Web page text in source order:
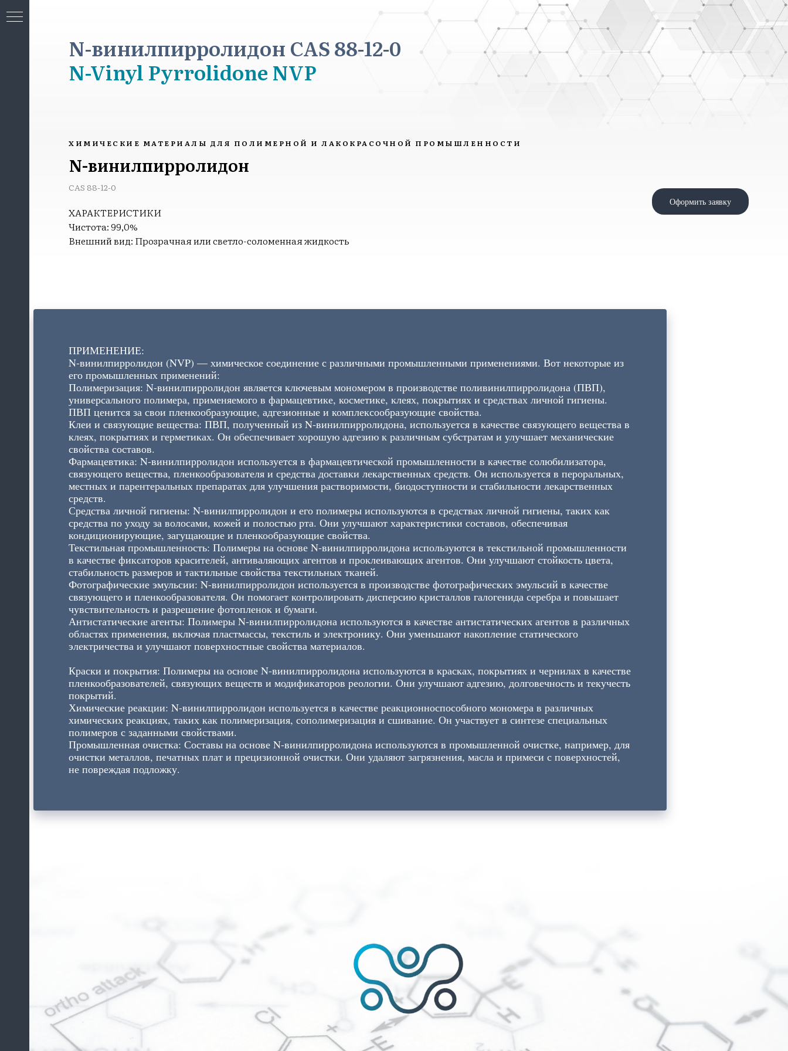
N-винилпирролидон CAS 88-12-0
N-Vinyl Pyrrolidone NVP
ХИМИЧЕСКИЕ МАТЕРИАЛЫ ДЛЯ ПОЛИМЕРНОЙ И ЛАКОКРАСОЧНОЙ ПРОМЫШЛЕННОСТИ
N-винилпирролидон
CAS 88-12-0
ХАРАКТЕРИСТИКИ
Чистота: 99,0%
Внешний вид: Прозрачная или светло-соломенная жидкость
Оформить заявку
ПРИМЕНЕНИЕ:
N-винилпирролидон (NVP) — химическое соединение с различными промышленными применениями. Вот некоторые из
его промышленных применений:
Полимеризация: N-винилпирролидон является ключевым мономером в производстве поливинилпирролидона (ПВП),
универсального полимера, применяемого в фармацевтике, косметике, клеях, покрытиях и средствах личной гигиены.
ПВП ценится за свои пленкообразующие, адгезионные и комплексообразующие свойства.
Клеи и связующие вещества: ПВП, полученный из N-винилпирролидона, используется в качестве связующего вещества в
клеях, покрытиях и герметиках. Он обеспечивает хорошую адгезию к различным субстратам и улучшает механические
свойства составов.
Фармацевтика: N-винилпирролидон используется в фармацевтической промышленности в качестве солюбилизатора,
связующего вещества, пленкообразователя и средства доставки лекарственных средств. Он используется в пероральных,
местных и парентеральных препаратах для улучшения растворимости, биодоступности и стабильности лекарственных
средств.
Средства личной гигиены: N-винилпирролидон и его полимеры используются в средствах личной гигиены, таких как
средства по уходу за волосами, кожей и полостью рта. Они улучшают характеристики составов, обеспечивая
кондиционирующие, загущающие и пленкообразующие свойства.
Текстильная промышленность: Полимеры на основе N-винилпирролидона используются в текстильной промышленности
в качестве фиксаторов красителей, антиваляющих агентов и проклеивающих агентов. Они улучшают стойкость цвета,
стабильность размеров и тактильные свойства текстильных тканей.
Фотографические эмульсии: N-винилпирролидон используется в производстве фотографических эмульсий в качестве
связующего и пленкообразователя. Он помогает контролировать дисперсию кристаллов галогенида серебра и повышает
чувствительность и разрешение фотопленок и бумаги.
Антистатические агенты: Полимеры N-винилпирролидона используются в качестве антистатических агентов в различных
областях применения, включая пластмассы, текстиль и электронику. Они уменьшают накопление статического
электричества и улучшают поверхностные свойства материалов.
Краски и покрытия: Полимеры на основе N-винилпирролидона используются в красках, покрытиях и чернилах в качестве
пленкообразователей, связующих веществ и модификаторов реологии. Они улучшают адгезию, долговечность и текучесть
покрытий.
Химические реакции: N-винилпирролидон используется в качестве реакционноспособного мономера в различных
химических реакциях, таких как полимеризация, сополимеризация и сшивание. Он участвует в синтезе специальных
полимеров с заданными свойствами.
Промышленная очистка: Составы на основе N-винилпирролидона используются в промышленной очистке, например, для
очистки металлов, печатных плат и прецизионной очистки. Они удаляют загрязнения, масла и примеси с поверхностей,
не повреждая подложку.